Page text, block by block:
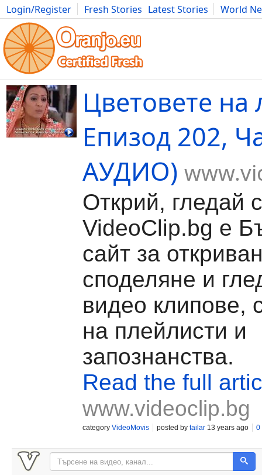
Login/Register Fresh Stories Latest Stories
World
Movies Anime Music Art Cars Advice Science
Цветовете на
Епизод 202,
АУДИО)
Открий, гледай
VideoClip.bg е
сайт за
споделяне и
видео клипове,
на плейлисти и
запознанства.
Read the full
www.videoclip.bg
category VideoMovis posted by tailar 13 years ago 0